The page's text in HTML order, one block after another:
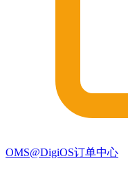
OMS@DigiOS订单中心